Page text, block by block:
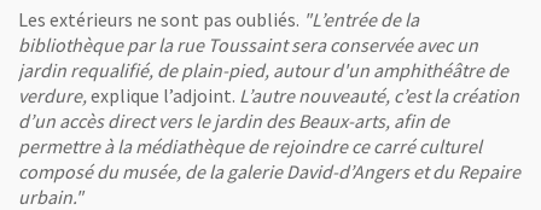
Vue agrandie de l'image
Les extérieurs ne sont pas oubliés. "L’entrée de la
bibliothèque par la rue Toussaint sera conservée avec un
jardin requalifié, de plain-pied, autour d'un amphithéâtre de
verdure, explique l’adjoint. L’autre nouveauté, c’est la création
d’un accès direct vers le jardin des Beaux-arts, afin de
permettre à la médiathèque de rejoindre ce carré culturel
composé du musée, de la galerie David-d’Angers et du Repaire
urbain."